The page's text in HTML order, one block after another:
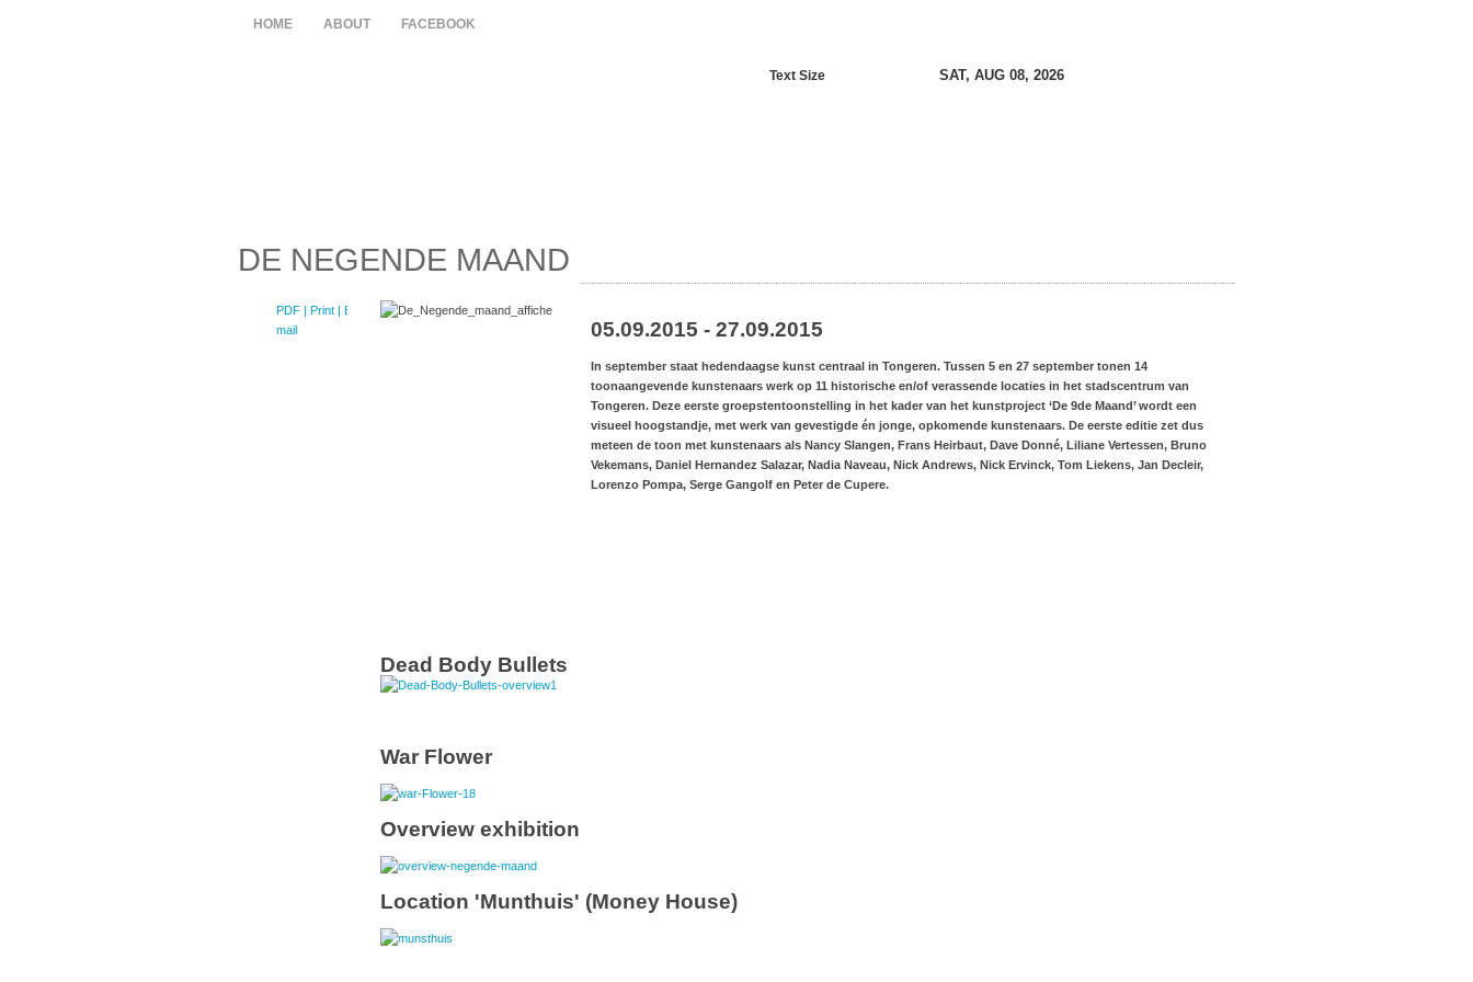
HOME ABOUT FACEBOOK
Text Size SAT, AUG 08, 2026
DE NEGENDE MAAND
PDF | Print | E-
mail
05.09.2015 - 27.09.2015
In september staat hedendaagse kunst centraal in Tongeren. Tussen 5 en 27 september tonen 14
toonaangevende kunstenaars werk op 11 historische en/of verassende locaties in het stadscentrum van
Tongeren. Deze eerste groepstentoonstelling in het kader van het kunstproject ‘De 9de Maand’ wordt een
visueel hoogstandje, met werk van gevestigde én jonge, opkomende kunstenaars. De eerste editie zet dus
meteen de toon met kunstenaars als Nancy Slangen, Frans Heirbaut, Dave Donné, Liliane Vertessen, Bruno
Vekemans, Daniel Hernandez Salazar, Nadia Naveau, Nick Andrews, Nick Ervinck, Tom Liekens, Jan Decleir,
Lorenzo Pompa, Serge Gangolf en Peter de Cupere.
Dead Body Bullets
War Flower
Overview exhibition
Location 'Munthuis' (Money House)